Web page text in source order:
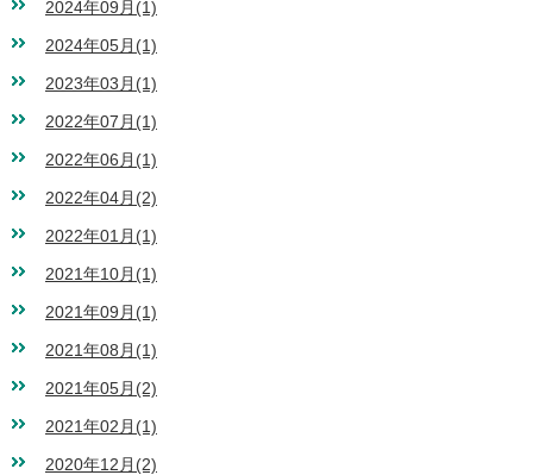
2024年09月(1)
2024年05月(1)
2023年03月(1)
2022年07月(1)
2022年06月(1)
2022年04月(2)
2022年01月(1)
2021年10月(1)
2021年09月(1)
2021年08月(1)
2021年05月(2)
2021年02月(1)
2020年12月(2)